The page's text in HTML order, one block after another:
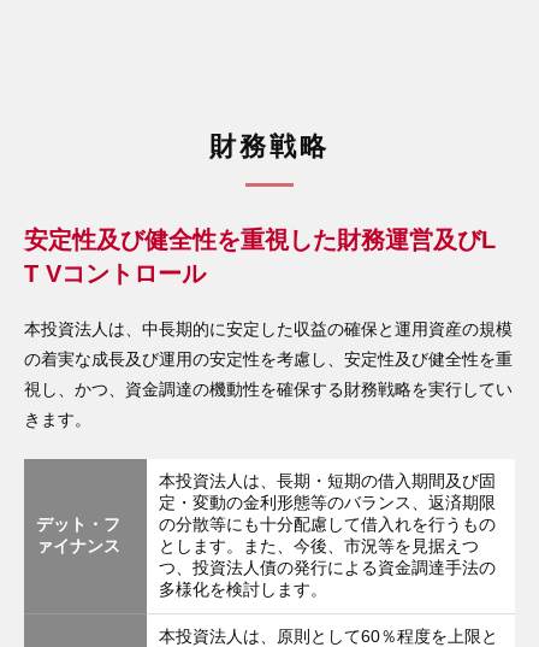
財務戦略
安定性及び健全性を重視した財務運営及びL
T Vコントロール
本投資法人は、中長期的に安定した収益の確保と運用資産の規模
の着実な成長及び運用の安定性を考慮し、安定性及び健全性を重
視し、かつ、資金調達の機動性を確保する財務戦略を実行してい
きます。
デット・フ
ァイナンス
本投資法人は、長期・短期の借入期間及び固
定・変動の金利形態等のバランス、返済期限
の分散等にも十分配慮して借入れを行うもの
とします。また、今後、市況等を見据えつ
つ、投資法人債の発行による資金調達手法の
多様化を検討します。
本投資法人は、原則として60％程度を上限と